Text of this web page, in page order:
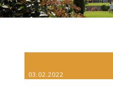
03.02.2022